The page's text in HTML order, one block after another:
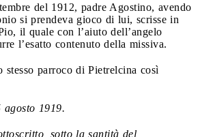
del 1912, padre Agostino, avendo
si prendeva gioco di lui, scrisse in
il quale con l’aiuto dell’angelo
l’esatto contenuto della missiva.
stesso parroco di Pietrelcina così
agosto 1919.
sotto la santità del